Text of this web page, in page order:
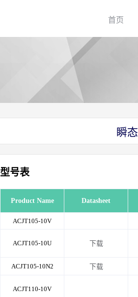
首页
瞬
型号表
Product Name Datasheet
ACJT105-10V
ACJT105-10U 下载
ACJT105-10N2 下载
ACJT110-10V